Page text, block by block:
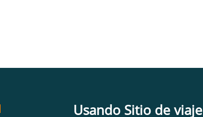
Usando Sitio de viaje